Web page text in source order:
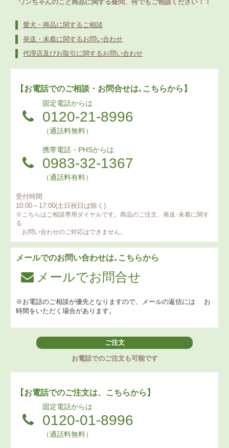
ワンちゃんのこと商品に関する疑問、何でもご相談ください！！
愛犬・商品に関するご相談
発送・未着に関するお問い合わせ
代理店及びお取引に関するお問い合わせ
【お電話でのご相談・お問合せは､こちらから】
固定電話からは
0120-21-8996
（通話料無料）
携帯電話・PHSからは
0983-32-1367
（通話料有料）
受付時間
10:00～17:00(土日祝日は除く)
※こちらはご相談専用ダイヤルです。商品のご注文、発送･未着に関す
る
お問い合わせのご対応はできません。
メールでのお問い合わせは､こちらから
メールでお問合せ
※お電話のご相談が優先となりますので、メールの返信には お
時間をいただく場合があります。
ご注文
お電話でのご注文も可能です
【お電話でのご注文は、こちらから】
固定電話からは
0120-01-8996
（通話料無料）